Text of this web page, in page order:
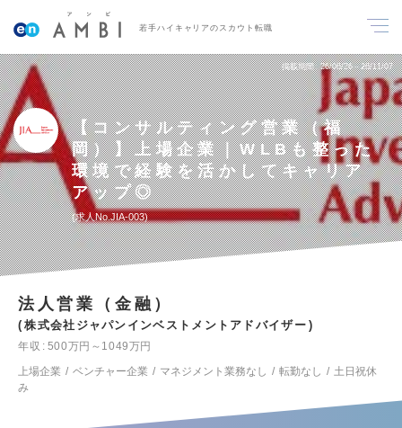
若手ハイキャリアのスカウト転職
掲載期間 26/06/26～26/11/07
【コンサルティング営業（福
岡）】上場企業｜WLBも整った
環境で経験を活かしてキャリア
アップ◎
求人No.JIA-003
法人営業（金融）
株式会社ジャパンインベストメントアドバイザー
年収
500万円～1049万円
上場企業
ベンチャー企業 マネジメント業務なし 転勤なし
土日祝休
み